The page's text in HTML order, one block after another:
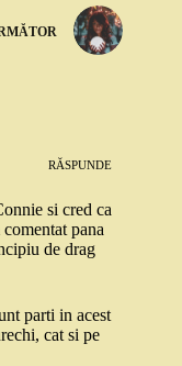
RĂSPUNDE
si cred ca
pana
de drag
parti in acest
cat si pe